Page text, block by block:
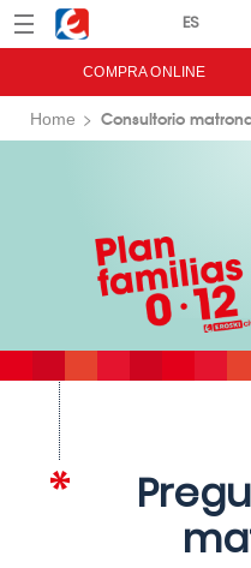
Menú Eroski
COMPRA ONLINE
Home Consultorio